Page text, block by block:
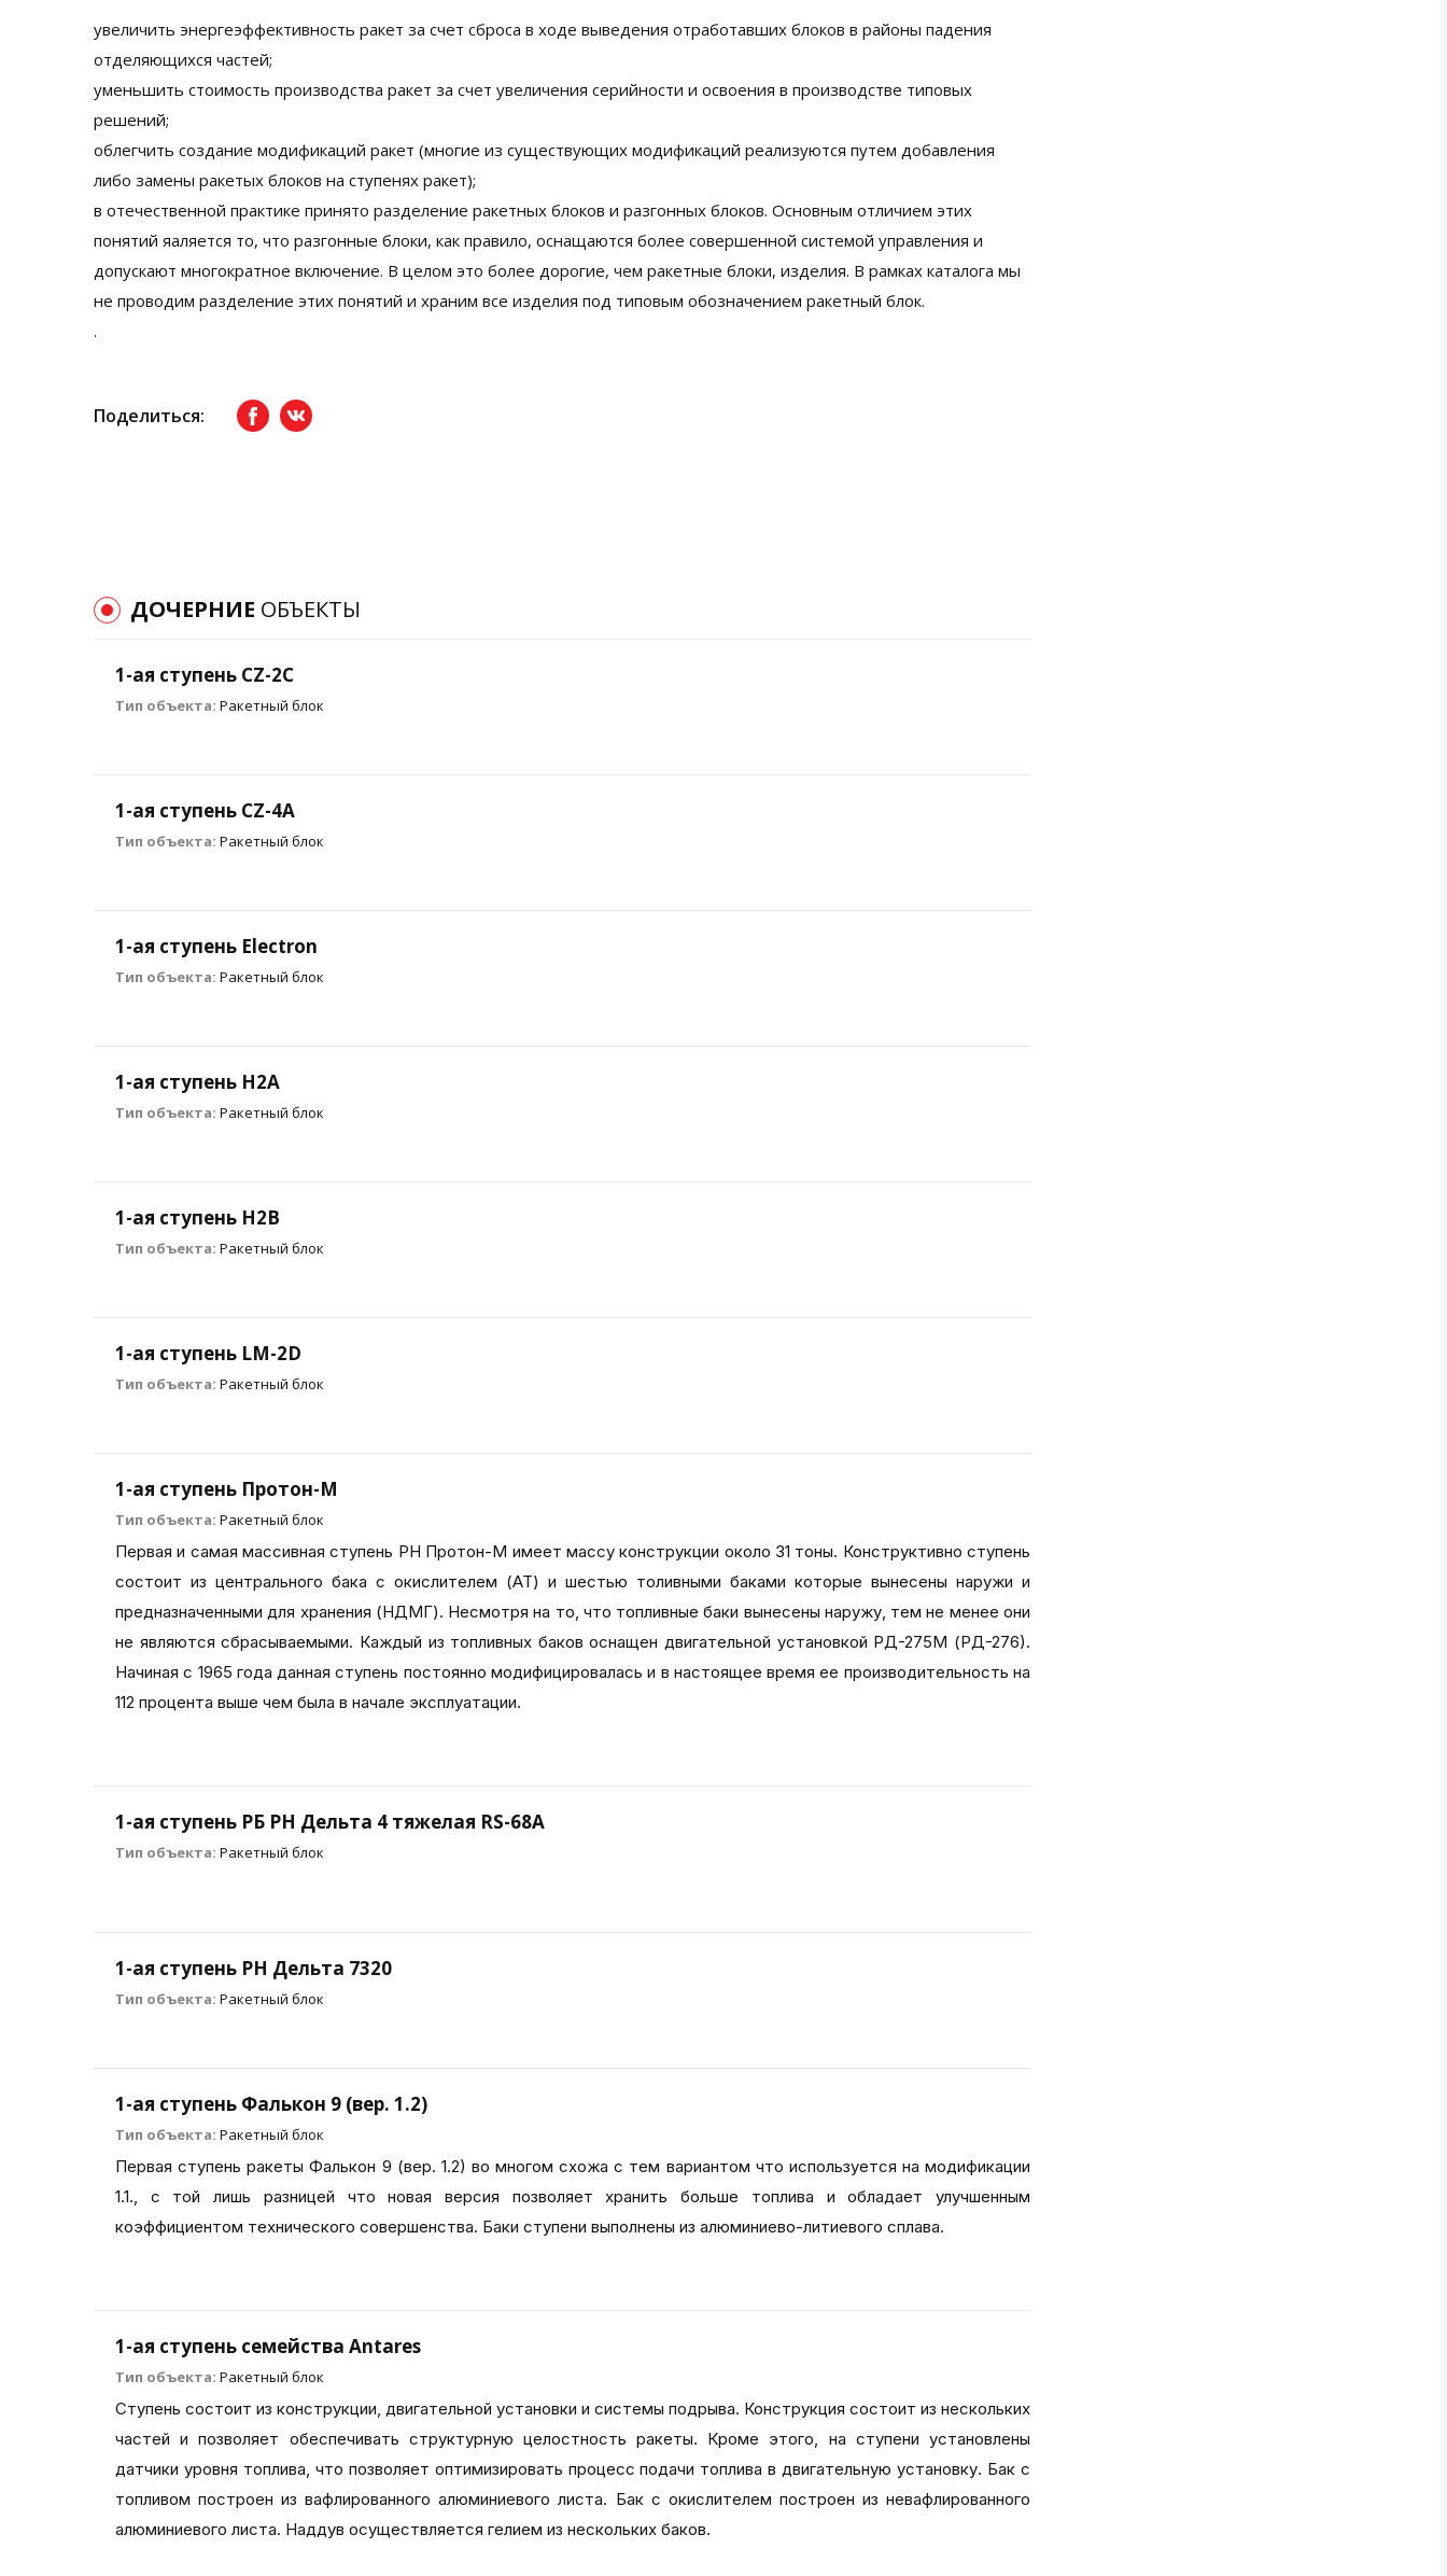
увеличить энергеэффективность ракет за счет сброса в ходе выведения отработавших блоков в районы падения
отделяющихся частей;
уменьшить стоимость производства ракет за счет увеличения серийности и освоения в производстве типовых
решений;
облегчить создание модификаций ракет (многие из существующих модификаций реализуются путем добавления
либо замены ракетых блоков на ступенях ракет);
в отечественной практике принято разделение ракетных блоков и разгонных блоков. Основным отличием этих
понятий яаляется то, что разгонные блоки, как правило, оснащаются более совершенной системой управления и
допускают многократное включение. В целом это более дорогие, чем ракетные блоки, изделия. В рамках каталога мы
не проводим разделение этих понятий и храним все изделия под типовым обозначением ракетный блок.
.
Поделиться: FacebookвКонтакте
ДОЧЕРНИЕ ОБЪЕКТЫ
1-ая ступень CZ-2С
Тип объекта: Ракетный блок
1-ая ступень CZ-4A
Тип объекта: Ракетный блок
1-ая ступень Electron
Тип объекта: Ракетный блок
1-ая ступень H2A
Тип объекта: Ракетный блок
1-ая ступень H2B
Тип объекта: Ракетный блок
1-ая ступень LM-2D
Тип объекта: Ракетный блок
1-ая ступень Протон-М
Тип объекта: Ракетный блок
Первая и самая массивная ступень РН Протон-М имеет массу конструкции около 31 тоны. Конструктивно ступень
состоит из центрального бака с окислителем (АТ) и шестью толивными баками которые вынесены наружи и
предназначенными для хранения (НДМГ). Несмотря на то, что топливные баки вынесены наружу, тем не менее они
не являются сбрасываемыми. Каждый из топливных баков оснащен двигательной установкой РД-275М (РД-276).
Начиная с 1965 года данная ступень постоянно модифицировалась и в настоящее время ее производительность на
112 процента выше чем была в начале эксплуатации.
1-ая ступень РБ РН Дельта 4 тяжелая RS-68A
Тип объекта: Ракетный блок
1-ая ступень РН Дельта 7320
Тип объекта: Ракетный блок
1-ая ступень Фалькон 9 (вер. 1.2)
Тип объекта: Ракетный блок
Первая ступень ракеты Фалькон 9 (вер. 1.2) во многом схожа с тем вариантом что используется на модификации
1.1., с той лишь разницей что новая версия позволяет хранить больше топлива и обладает улучшенным
коэффициентом технического совершенства. Баки ступени выполнены из алюминиево-литиевого сплава.
1-ая ступень семейства Antares
Тип объекта: Ракетный блок
Ступень состоит из конструкции, двигательной установки и системы подрыва. Конструкция состоит из нескольких
частей и позволяет обеспечивать структурную целостность ракеты. Кроме этого, на ступени установлены
датчики уровня топлива, что позволяет оптимизировать процесс подачи топлива в двигательную установку. Бак с
топливом построен из вафлированного алюминиевого листа. Бак с окислителем построен из невафлированного
алюминиевого листа. Наддув осуществляется гелием из нескольких баков.